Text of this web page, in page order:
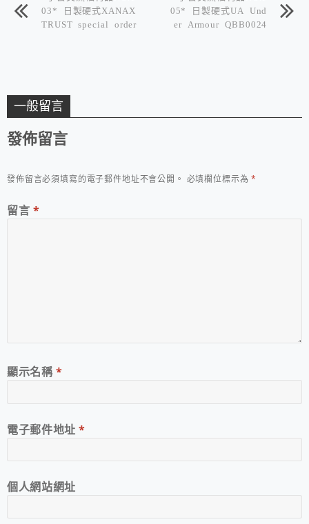
03* 日製硬式XANAX
TRUST special order
05* 日製硬式UA Und
er Armour QBB0024
一般留言
發佈留言
發佈留言必須填寫的電子郵件地址不會公開。 必填欄位標示為*
留言 *
顯示名稱*
電子郵件地址*
個人網站網址